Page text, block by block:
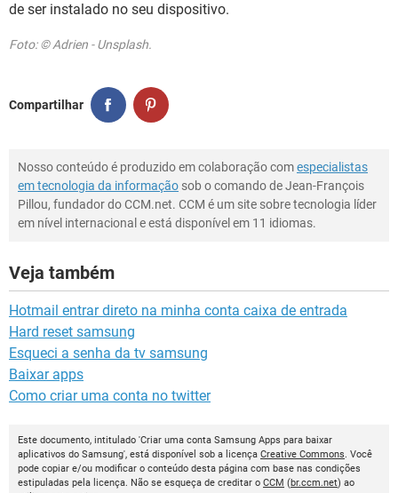
de ser instalado no seu dispositivo.
Foto: © Adrien - Unsplash.
Compartilhar
Nosso conteúdo é produzido em colaboração comespecialistas
em tecnologia da informação sob o comando de Jean-François
Pillou, fundador do CCM.net. CCM é um site sobre tecnologia líder
em nível internacional e está disponível em 11 idiomas.
Veja também
Hotmail entrar direto na minha conta caixa de entrada
Hard reset samsung
Esqueci a senha da tv samsung
Baixar apps
Como criar uma conta no twitter
Este documento, intitulado 'Criar uma conta Samsung Apps para baixar
aplicativos do Samsung', está disponível sob a licença Creative Commons. Você
pode copiar e/ou modificar o conteúdo desta página com base nas condições
estipuladas pela licença. Não se esqueça de creditar o CCM (br.ccm.net) ao